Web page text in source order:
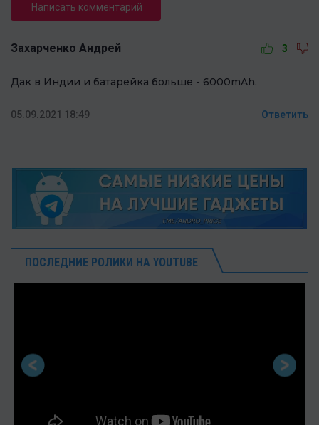
Написать комментарий
Захарченко Андрей 3
Дак в Индии и батарейка больше - 6000mAh.
05.09.2021 18:49 Ответить
ПОСЛЕДНИЕ РОЛИКИ НА YOUTUBE